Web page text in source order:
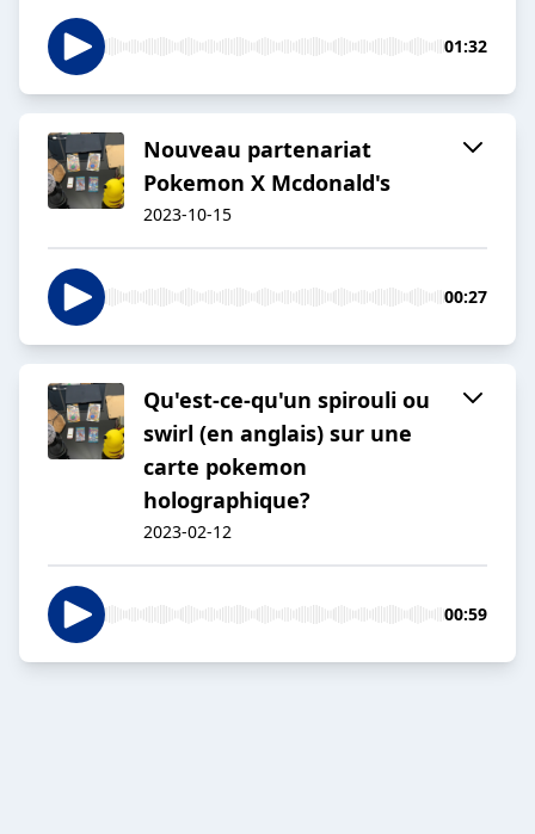
01:32
Nouveau partenariat
Pokemon X Mcdonald's
2023-10-15
00:27
Qu'est-ce-qu'un spirouli ou
swirl (en anglais) sur une
carte pokemon
holographique?
2023-02-12
00:59